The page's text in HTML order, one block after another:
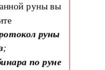
руны вы
руны
;
по руне